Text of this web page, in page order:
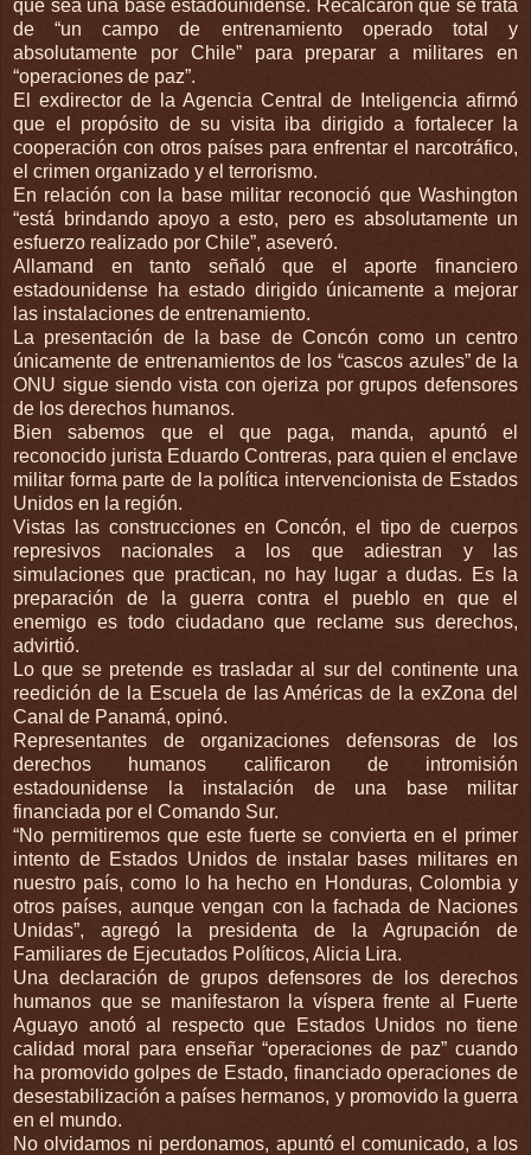
que sea una base estadounidense. Recalcaron que se trata
de “un campo de entrenamiento operado total y
absolutamente por Chile” para preparar a militares en
“operaciones de paz”.
El exdirector de la Agencia Central de Inteligencia afirmó
que el propósito de su visita iba dirigido a fortalecer la
cooperación con otros países para enfrentar el narcotráfico,
el crimen organizado y el terrorismo.
En relación con la base militar reconoció que Washington
“está brindando apoyo a esto, pero es absolutamente un
esfuerzo realizado por Chile”, aseveró.
Allamand en tanto señaló que el aporte financiero
estadounidense ha estado dirigido únicamente a mejorar
las instalaciones de entrenamiento.
La presentación de la base de Concón como un centro
únicamente de entrenamientos de los “cascos azules” de la
ONU sigue siendo vista con ojeriza por grupos defensores
de los derechos humanos.
Bien sabemos que el que paga, manda, apuntó el
reconocido jurista Eduardo Contreras, para quien el enclave
militar forma parte de la política intervencionista de Estados
Unidos en la región.
Vistas las construcciones en Concón, el tipo de cuerpos
represivos nacionales a los que adiestran y las
simulaciones que practican, no hay lugar a dudas. Es la
preparación de la guerra contra el pueblo en que el
enemigo es todo ciudadano que reclame sus derechos,
advirtió.
Lo que se pretende es trasladar al sur del continente una
reedición de la Escuela de las Américas de la exZona del
Canal de Panamá, opinó.
Representantes de organizaciones defensoras de los
derechos humanos calificaron de intromisión
estadounidense la instalación de una base militar
financiada por el Comando Sur.
“No permitiremos que este fuerte se convierta en el primer
intento de Estados Unidos de instalar bases militares en
nuestro país, como lo ha hecho en Honduras, Colombia y
otros países, aunque vengan con la fachada de Naciones
Unidas”, agregó la presidenta de la Agrupación de
Familiares de Ejecutados Políticos, Alicia Lira.
Una declaración de grupos defensores de los derechos
humanos que se manifestaron la víspera frente al Fuerte
Aguayo anotó al respecto que Estados Unidos no tiene
calidad moral para enseñar “operaciones de paz” cuando
ha promovido golpes de Estado, financiado operaciones de
desestabilización a países hermanos, y promovido la guerra
en el mundo.
No olvidamos ni perdonamos, apuntó el comunicado, a los